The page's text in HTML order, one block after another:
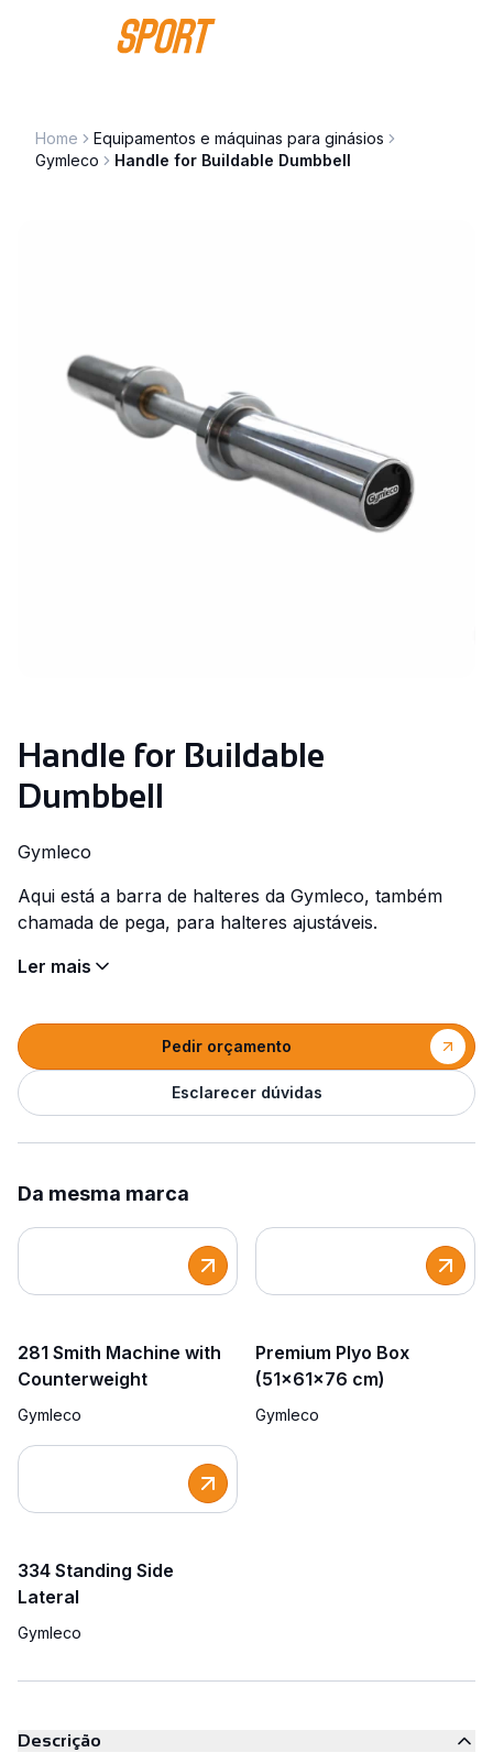
Saltar para o conteúdo
Home
Equipamentos e máquinas para ginásios
Gymleco
Handle for Buildable Dumbbell
Handle for Buildable
Dumbbell
Gymleco
Aqui está a barra de halteres da Gymleco, também
chamada de pega, para halteres ajustáveis.
Ler mais
Pedir orçamento
Esclarecer dúvidas
Da mesma marca
281 Smith Machine with
Counterweight
Gymleco
Premium Plyo Box
(51x61x76 cm)
Gymleco
334 Standing Side
Lateral
Gymleco
Descrição